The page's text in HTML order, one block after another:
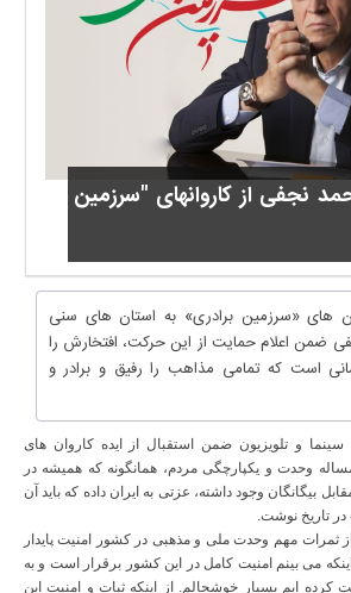
نجفی از کاروانهای "سرزمین
های «سرزمین برادری» به استان های سنی
ضمن اعلام حمایت از این حرکت، افتخارش را
است که تمامی مذاهب را رفیق و برادر و
سینما و تلویزیون ضمن استقبال از ایده کاروان های
وحدت و یکپارچگی مردم، همانگونه که همیشه در
بیگانگان وجود داشته، عزتی به ایران داده که باید آن
در تاریخ نوشت.
از ثمرات مهم وحدت ملی و مذهبی در کشور امنیت پایدار
می بینم امنیت کامل در این کشور برقرار است و به
ایم بسیار خوشحالم. از اینکه ثبات و امنیت این